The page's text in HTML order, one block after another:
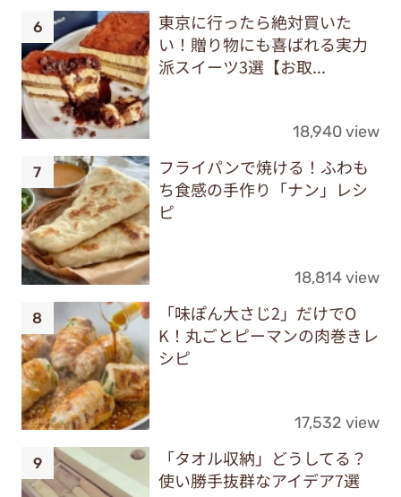
東京に行ったら絶対買いた
い！贈り物にも喜ばれる実力
派スイーツ3選【お取...
18,940 view
フライパンで焼ける！ふわも
ち食感の手作り「ナン」レシ
ピ
18,814 view
「味ぽん大さじ2」だけでO
K！丸ごとピーマンの肉巻きレ
シピ
17,532 view
「タオル収納」どうしてる？
使い勝手抜群なアイデア7選